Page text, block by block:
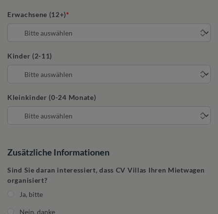
Erwachsene (12+)
Kinder (2-11)
Kleinkinder (0-24 Monate)
Zusätzliche Informationen
Sind Sie daran interessiert, dass CV Villas Ihren Mietwagen
organisiert?
Ja, bitte
Nein, danke